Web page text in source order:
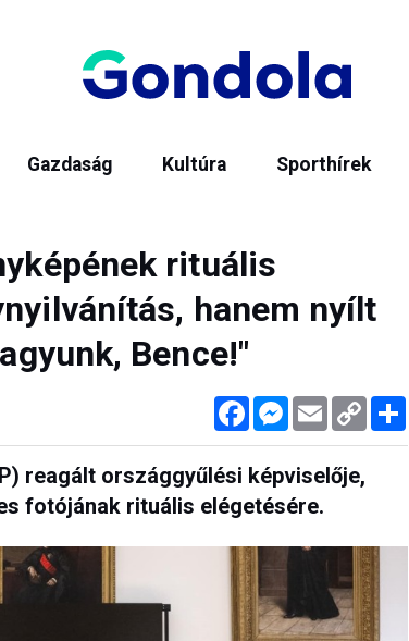
Gazdaság Kultúra Sporthírek
rituális
hanem nyílt
Bence!"
FacebookMessenger
Email Copy
Link
reagált országgyűlési képviselője,
fotójának rituális elégetésére.